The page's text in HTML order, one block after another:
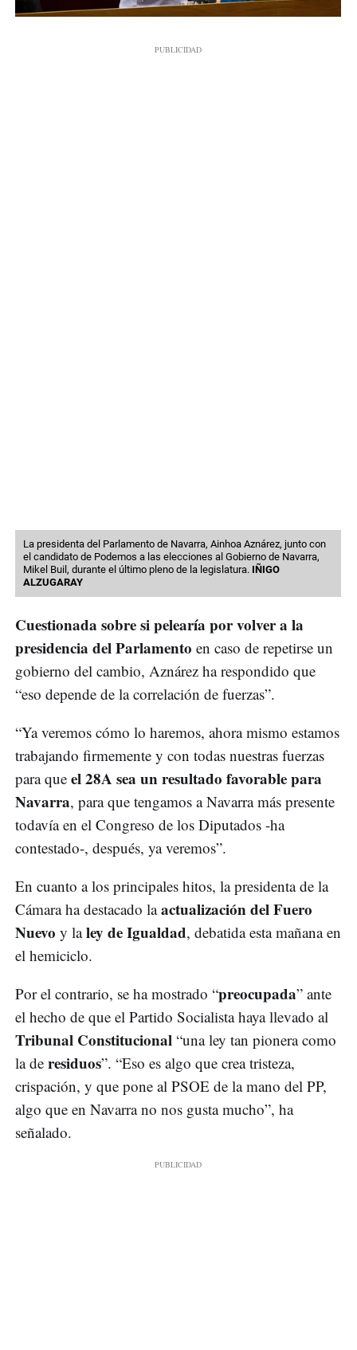
La presidenta del Parlamento de Navarra, Ainhoa Aznárez, junto con
el candidato de Podemos a las elecciones al Gobierno de Navarra,
Mikel Buil, durante el último pleno de la legislatura. IÑIGO
ALZUGARAY
Cuestionada sobre si pelearía por volver a la
presidencia del Parlamento en caso de repetirse un
gobierno del cambio, Aznárez ha respondido que
“eso depende de la correlación de fuerzas”.
“Ya veremos cómo lo haremos, ahora mismo estamos
trabajando firmemente y con todas nuestras fuerzas
para que el 28A sea un resultado favorable para
Navarra, para que tengamos a Navarra más presente
todavía en el Congreso de los Diputados -ha
contestado-, después, ya veremos”.
En cuanto a los principales hitos, la presidenta de la
Cámara ha destacado laactualización del Fuero
Nuevo y laley de Igualdad, debatida esta mañana en
el hemiciclo.
Por el contrario, se ha mostrado “preocupada” ante
el hecho de que el Partido Socialista haya llevado al
Tribunal Constitucional “una ley tan pionera como
la de residuos”. “Eso es algo que crea tristeza,
crispación, y que pone al PSOE de la mano del PP,
algo que en Navarra no nos gusta mucho”, ha
señalado.